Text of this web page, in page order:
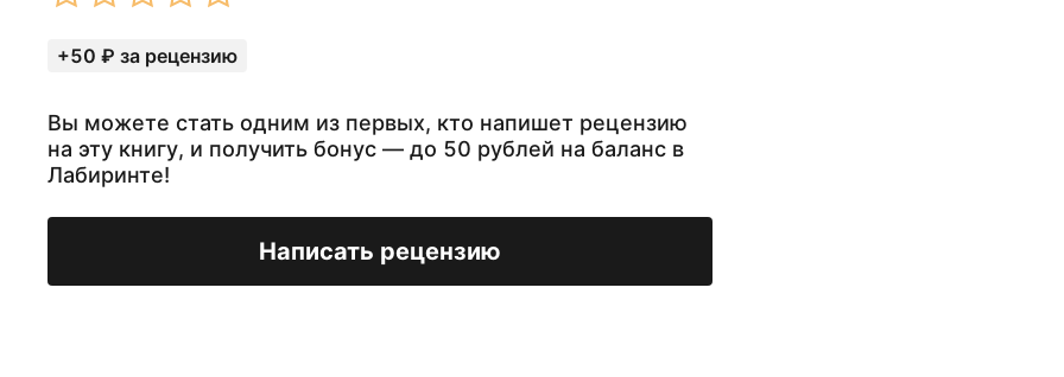
+50 ₽ за рецензию
Вы можете стать одним из первых, кто напишет рецензию
на эту книгу, и получить бонус — до 50 рублей на баланс в
Лабиринте!
Написать рецензию